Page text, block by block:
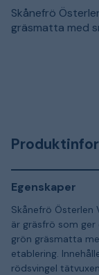
Skånefrö
gräsmatta med
Egenskaper
Skånefrö Österlen
är gräsfrö som ger
grön gräsmatta
etablering.
rödsvingel